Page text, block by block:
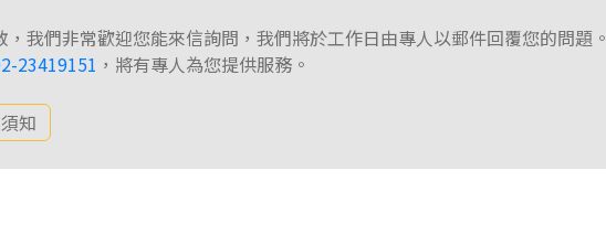
會展快訊
我們非常歡迎您能來信詢問，我們將於工作日由專人以郵件回覆您的問題。
23419151 ，將有專人為您提供服務。
知